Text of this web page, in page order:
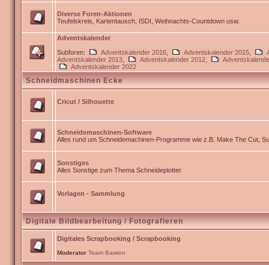
Diverse Foren-Aktionen
Teufelskreis, Kartentausch, ISDI, Weihnachts-Countdown usw.
Adventskalender
Subforen:
Adventskalender 2016 Adventskalender 2015
Adventskalender 2013
Adventskalender 2012
Adventskalender 2022
Schneidmaschinen Ecke
Cricut / Silhouette
Schneidemaschinen-Software
Alles rund um Schneidemachinen-Programme wie z.B. Make The Cut,
Sonstiges
Alles Sonstige zum Thema Schneideplotter
Vorlagen - Sammlung
Digitale Bildbearbeitung / Fotografieren
Digitales Scrapbooking / Scrapbooking
Moderator Team Bawion